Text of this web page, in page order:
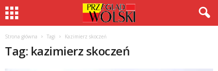
Strona główna Tagi Kazimierz skoczeń
Tag: kazimierz skoczeń